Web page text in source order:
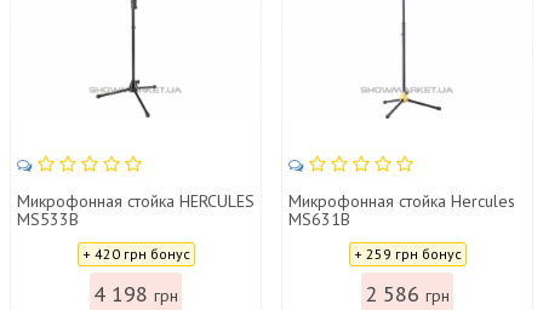
Микрофонная стойка HERCULES
MS533B
+ 420 грн бонус
4 198 грн
Микрофонная стойка Hercules
MS631B
+ 259 грн бонус
2 586 грн